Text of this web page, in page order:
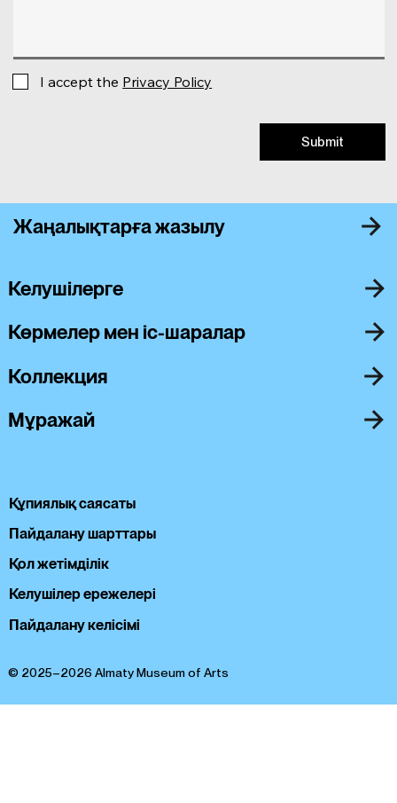
I accept the Privacy Policy
Submit
Жаңалықтарға жазылу
© 2025–2026 Almaty Museum of Arts
Құпиялық саясаты
Пайдалану шарттары
Қол жетімділік
Келушілер ережелері
Пайдалану келісімі
Келушілерге
Көрмелер мен іс-шаралар
Коллекция
Мұражай